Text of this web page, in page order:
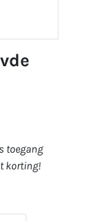
toegang
korting!